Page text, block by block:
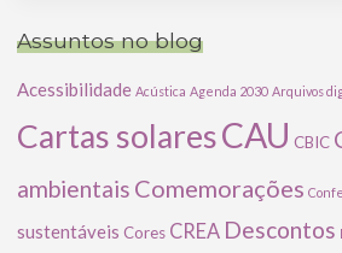
Assuntos no blog
Acessibilidade Acústica Agenda 2030 Arquivos
Cartas solaresCAU CBIC
ambientais Comemorações
sustentáveis Cores CREA Descontos